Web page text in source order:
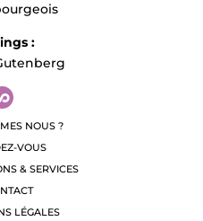
:
NOUS ?
VOUS
& SERVICES
LÉGALES